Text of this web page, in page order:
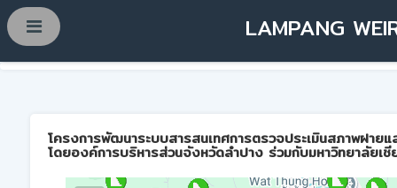
LAMPANG
โครงการพัฒนาระบบสารสนเทศการตรวจประเมินสภาพฝาย
โดยองค์การบริหารส่วนจังหวัดลำปาง ร่วมกับมหาวิทยาลัยเชี